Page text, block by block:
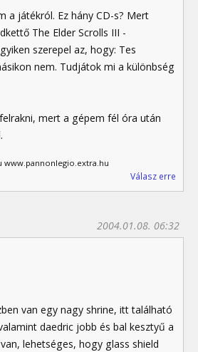
a játékról. Ez hány CD-s? Mert
The Elder Scrolls III -
szerepel az, hogy: Tes
nem. Tudjátok mi a különbség
mert a gépem fél óra után
www.pannonlegio.extra.hu
Válasz erre
2004.01.08. 06:32
van egy nagy shrine, itt található
daedric jobb és bal kesztyű a
lehetséges, hogy glass shield